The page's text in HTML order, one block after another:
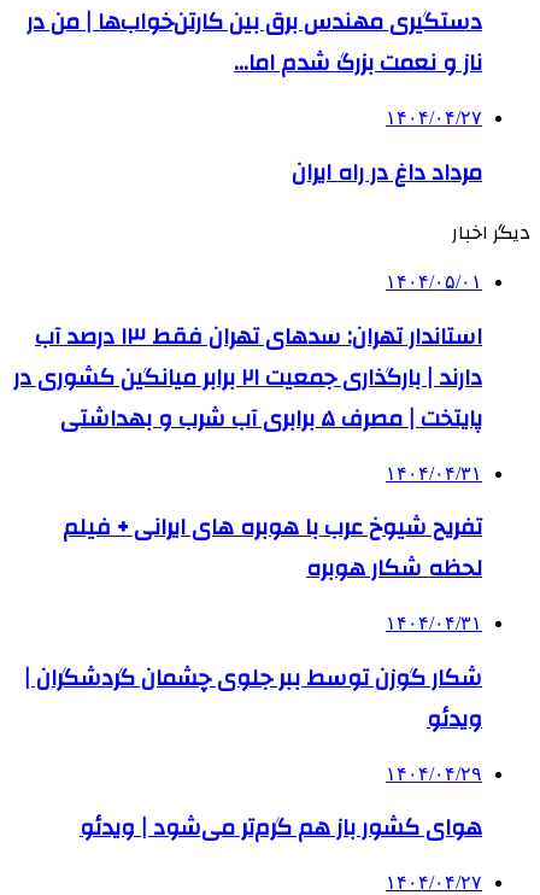
دستگیری مهندس برق بین کارتن‌خواب‌ها | من در
ناز و نعمت بزرگ شدم اما…
۱۴۰۴/۰۴/۲۷
مرداد داغ در راه ایران
دیگر اخبار
۱۴۰۴/۰۵/۰۱
استاندار تهران: سدهای تهران فقط ۱۳ درصد آب
دارند | بارگذاری جمعیت ۲۱ برابر میانگین کشوری در
پایتخت | مصرف ۵ برابری آب شرب و بهداشتی
۱۴۰۴/۰۴/۳۱
تفریح شیوخ عرب با هوبره‌ های ایرانی + فیلم
لحظه شکار هوبره
۱۴۰۴/۰۴/۳۱
شکار گوزن توسط ببر جلوی چشمان گردشگران |
ویدئو
۱۴۰۴/۰۴/۲۹
هوای کشور باز هم گرم‌تر می‌شود | ویدئو
۱۴۰۴/۰۴/۲۷